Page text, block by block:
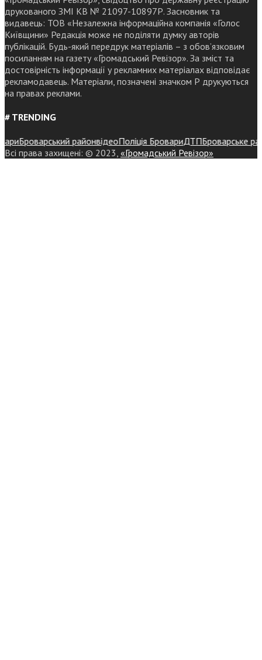
друкованого ЗМІ КВ № 21097-10897Р. Засновник та
видавець: ТОВ «Незалежна інформаційна компанія «Голос
Київщини» Редакція може не поділяти думку авторів
публікацій. Будь-який передрук матеріалів – з обов’язковим
посиланням на газету «Громадський Ревізор». За зміст та
достовірність інформації у рекламних матеріалах відповідає
рекламодавець. Матеріали, позначені значком Р друкуються
на правах реклами.
# TRENDING
Броварський районвідеоПоліція БровариДТПБроварське
Всі права захищені: © 2023, «Громадський Ревізор»